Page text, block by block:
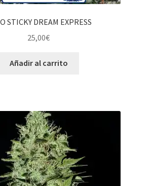
STICKY DREAM EXPRESS
25,00€
Añadir al carrito